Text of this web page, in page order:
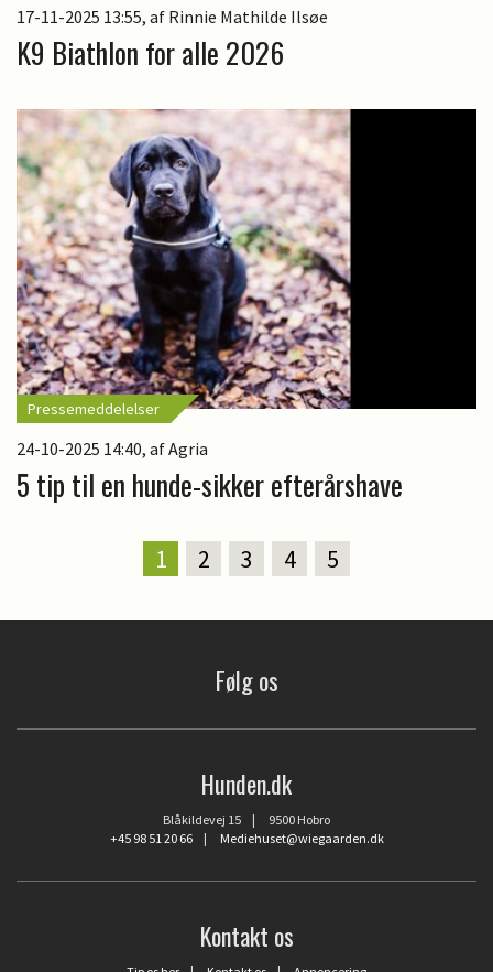
17-11-2025 13:55, af Rinnie Mathilde Ilsøe
K9 Biathlon for alle 2026
Pressemeddelelser
24-10-2025 14:40, af Agria
5 tip til en hunde-sikker efterårshave
1 2 3 4 5
Følg os
Hunden.dk
Blåkildevej 15 | 9500 Hobro
+45 98 51 20 66| Mediehuset@wiegaarden.dk
Kontakt os